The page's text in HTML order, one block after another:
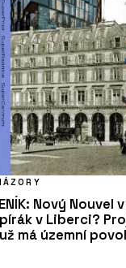
Nový Nouvel
v Liberci?
má územní